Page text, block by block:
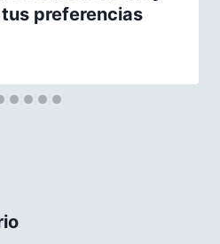
preferencias